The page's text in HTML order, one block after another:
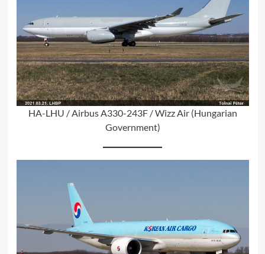
HA-LHU / Airbus A330-243F / Wizz Air (Hungarian
Government)